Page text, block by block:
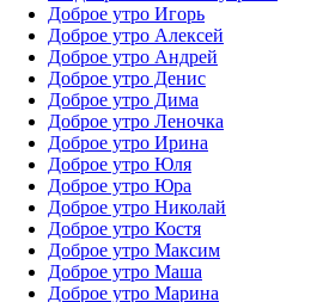
Доброе утро Игорь
Доброе утро Алексей
Доброе утро Андрей
Доброе утро Денис
Доброе утро Дима
Доброе утро Леночка
Доброе утро Ирина
Доброе утро Юля
Доброе утро Юра
Доброе утро Николай
Доброе утро Костя
Доброе утро Максим
Доброе утро Маша
Доброе утро Марина